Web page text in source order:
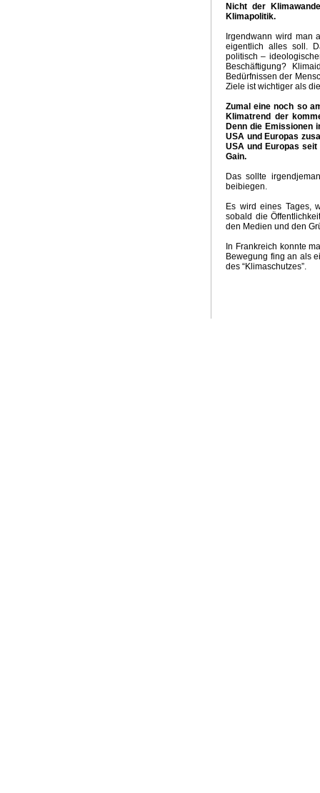
Nicht der
Klimapolitik.
Irgendwann wird man
eigentlich alles soll.
politisch –
Beschäftigung?
Bedürfnissen der
Ziele ist wichtiger als
Zumal eine noch so
Klimatrend der
Denn die Emissionen
USA und Europas
USA und Europas
Gain.
Das sollte
beibiegen.
Es wird eines Tages,
sobald die
den Medien und den
In Frankreich konnte
Bewegung fing an als
des “Klimaschutzes”.